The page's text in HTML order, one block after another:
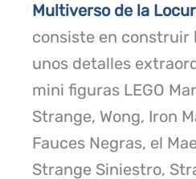
Multiverso de la
consiste en construir
unos detalles
mini figuras LEGO
Strange, Wong, Iron
Fauces Negras, el
Strange Siniestro,